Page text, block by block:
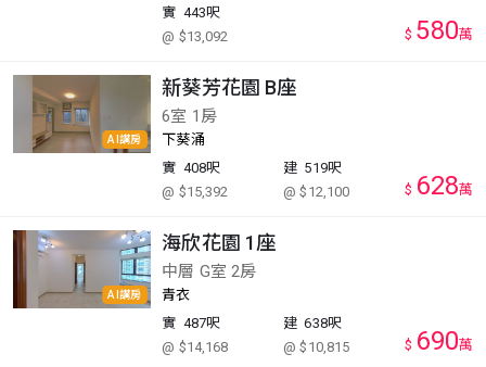
實 443呎
@ $13,092
$ 580萬
AI講房
新葵芳花園 B座
6室 1房
下葵涌
實 408呎
@ $15,392
建 519呎
@ $12,100
$ 628萬
AI講房
海欣花園 1座
中層 G室 2房
青衣
實 487呎
@ $14,168
建 638呎
@ $10,815
$ 690萬